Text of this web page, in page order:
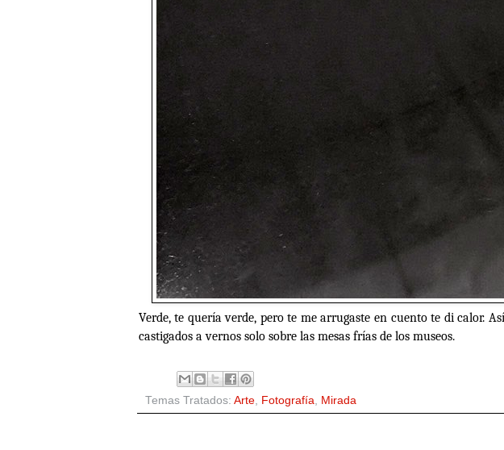
Verde, te quería verde, pero te me arrugaste en cuento te di calor.
castigados a vernos solo sobre las mesas frías de los museos.
Temas Tratados: Arte, Fotografía Mirada